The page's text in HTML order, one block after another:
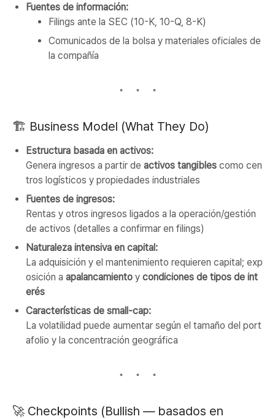
Fuentes de información:
Filings ante la SEC (10-K, 10-Q, 8-K)
Comunicados de la bolsa y materiales oficiales de
la compañía
🏗️ Business Model (What They Do)
Estructura basada en activos:
Genera ingresos a partir de activos tangibles como cen
tros logísticos y propiedades industriales
Fuentes de ingresos:
Rentas y otros ingresos ligados a la operación/gestión
de activos (detalles a confirmar en filings)
Naturaleza intensiva en capital:
La adquisición y el mantenimiento requieren capital; exp
osición a apalancamiento y condiciones de tipos de int
erés
Características de small-cap:
La volatilidad puede aumentar según el tamaño del port
afolio y la concentración geográfica
🚀 Checkpoints (Bullish — basados en